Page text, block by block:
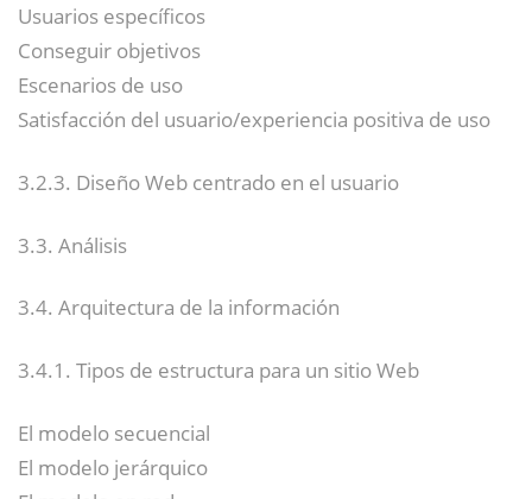
Usuarios específicos
Conseguir objetivos
Escenarios de uso
Satisfacción del usuario/experiencia positiva de uso
3.2.3. Diseño Web centrado en el usuario
3.3. Análisis
3.4. Arquitectura de la información
3.4.1. Tipos de estructura para un sitio Web
El modelo secuencial
El modelo jerárquico